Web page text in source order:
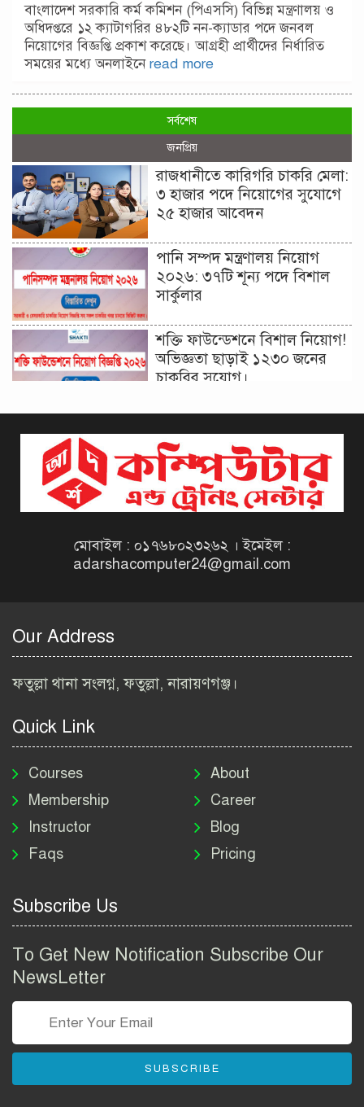
বাংলাদেশ সরকারি কর্ম কমিশন (পিএসসি) বিভিন্ন মন্ত্রণালয় ও
অধিদপ্তরে ১২ ক্যাটাগরির ৪৮২টি নন-ক্যাডার পদে জনবল
নিয়োগের বিজ্ঞপ্তি প্রকাশ করেছে। আগ্রহী প্রার্থীদের নির্ধারিত
সময়ের মধ্যে অনলাইনেread more
সর্বশেষ
জনপ্রিয়
রাজধানীতে কারিগরি চাকরি মেলা:
৩ হাজার পদে নিয়োগের সুযোগে
২৫ হাজার আবেদন
পানি সম্পদ মন্ত্রণালয় নিয়োগ
২০২৬: ৩৭টি শূন্য পদে বিশাল
সার্কুলার
শক্তি ফাউন্ডেশনে বিশাল নিয়োগ!
অভিজ্ঞতা ছাড়াই ১২৩০ জনের
চাকরির সুযোগ।
বিজ্ঞপ্তি ২০২৬ | Taxes Zone
Dinajpur Job Circular 2026
বেসরকারি সংস্থা সেতু (SETU)
Job Circular 2026
২০২৬ | BIWTA Job Circular
নিয়োগ বিজ্ঞপ্তি ২০২৬ | DNC
Job Circular 2026
পাসপোর্ট করতে কি কি লাগে
২০২৬ | ই-পাসপোর্ট আবেদন ও
Group Job Circular 2026
তথ্য অধিদপ্তর নিয়োগ বিজ্ঞপ্তি
বাংলাদেশ পুলিশ এএসআই
মোবাইল : ০১৭৬৮০২৩২৬২ । ইমেইল :
adarshacomputer24@gmail.com
Our Address
ফতুল্লা থানা সংলগ্ন, ফতুল্লা, নারায়ণগঞ্জ।
Quick Link
Courses
Membership
Instructor
Faqs
About
Career
Blog
Pricing
Subscribe Us
To Get New Notification Subscribe Our
NewsLetter
SUBSCRIBE